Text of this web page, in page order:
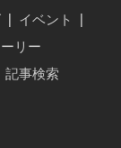
イベント
リー
記事検索